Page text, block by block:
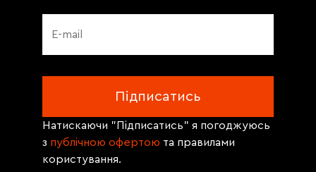
Натискаючи "Підписатись" я погоджуюсь
з публічною офертою та правилами
користування.